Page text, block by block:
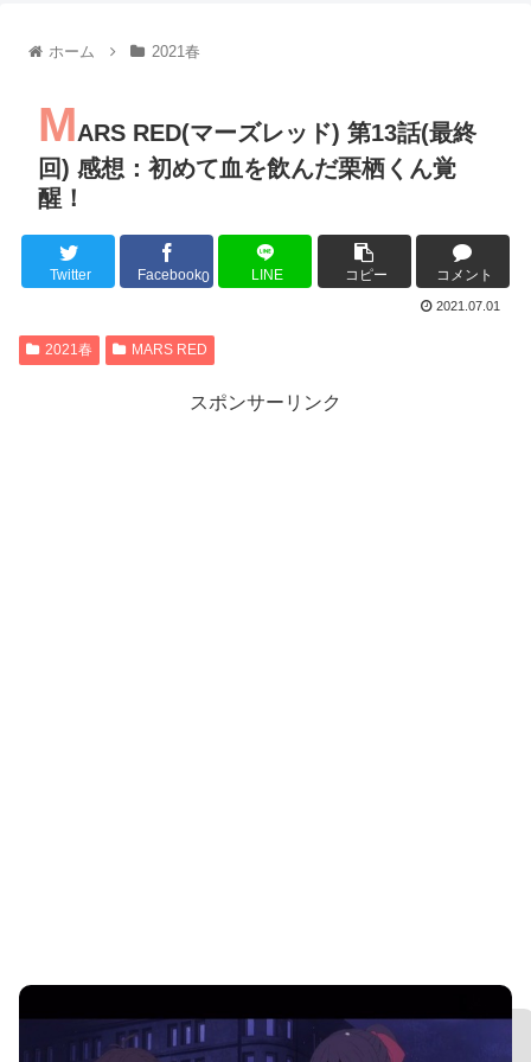
『進撃の巨人』で一番面白いところってｗｗｗｗｗ
るろうに剣心 -明治剣客浪漫譚- 京都動乱 第33話の感想
同盟、帝国、フェザーン。生まれるなら何処がいいか問題！
Powered by livedoor 相互RSS
ホーム 2021春
MARS RED(マーズレッド) 第13話(最終
回) 感想：初めて血を飲んだ栗栖くん覚
醒！
Twitter Facebook0 LINE コピー コメント
2021.07.01
2021春 MARS RED
スポンサーリンク